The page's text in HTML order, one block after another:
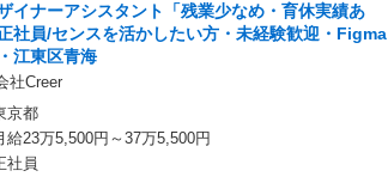
イナーアシスタント「残業少なめ・育休実績あ
社員/センスを活かしたい方・未経験歓迎・Figma
江東区青海
社Creer
京都
給23万5,500円～37万5,500円
社員